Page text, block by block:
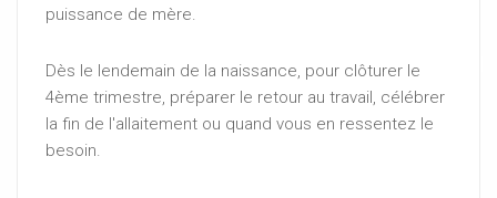
puissance de mère.
Dès le lendemain de la naissance, pour clôturer le
4ème trimestre, préparer le retour au travail, célébrer
la fin de l'allaitement ou quand vous en ressentez le
besoin.